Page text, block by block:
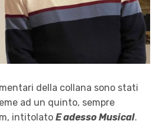
della collana sono stati
ad un quinto, sempre
intitolato E adesso Musical.